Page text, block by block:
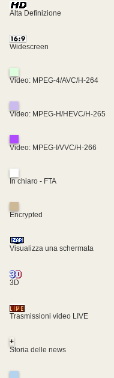
Alta Definizione
Widescreen
Video: MPEG-4/AVC/H-264
Video: MPEG-H/HEVC/H-265
Video: MPEG-I/VVC/H-266
In chiaro - FTA
Encrypted
Visualizza una schermata
3D
Trasmissioni video LIVE
+
Storia delle news